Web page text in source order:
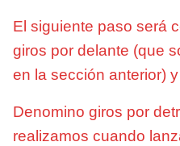
El siguiente paso será
giros por delante (que
en la sección anterior)
Denomino giros por
realizamos cuando